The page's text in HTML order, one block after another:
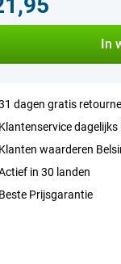
In
dagen gratis
Klantenservice dagelijks
Klanten waarderen
in 30 landen
Beste Prijsgarantie